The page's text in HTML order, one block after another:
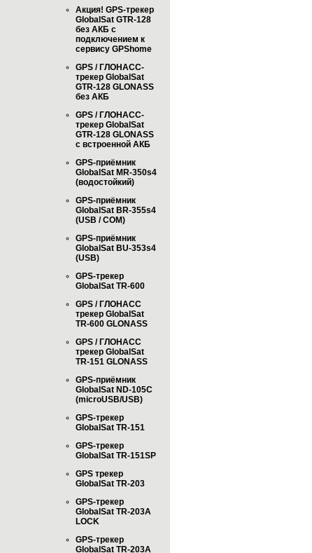
Акция! GPS-трекер
GlobalSat GTR-128
без АКБ с
подключением к
сервису GPShome
GPS / ГЛОНАСС-
трекер GlobalSat
GTR-128 GLONASS
без АКБ
GPS / ГЛОНАСС-
трекер GlobalSat
GTR-128 GLONASS
с встроенной АКБ
GPS-приёмник
GlobalSat MR-350s4
(водостойкий)
GPS-приёмник
GlobalSat BR-355s4
(USB / COM)
GPS-приёмник
GlobalSat BU-353s4
(USB)
GPS-трекер
GlobalSat TR-600
GPS / ГЛОНАСС
трекер GlobalSat
TR-600 GLONASS
GPS / ГЛОНАСС
трекер GlobalSat
TR-151 GLONASS
GPS-приёмник
GlobalSat ND-105C
(microUSB/USB)
GPS-трекер
GlobalSat TR-151
GPS-трекер
GlobalSat TR-151SP
GPS трекер
GlobalSat TR-203
GPS-трекер
GlobalSat TR-203А
LOCK
GPS-трекер
GlobalSat TR-203А